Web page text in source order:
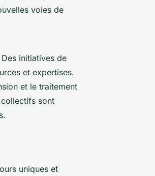
voies de
initiatives de
et expertises.
et le traitement
sont
uniques et